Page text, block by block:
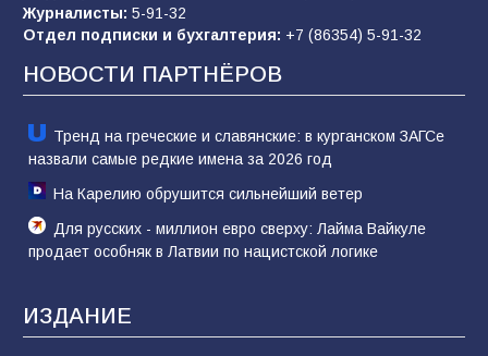
заявления Киева о мобилизации — это
отчаяние, а не разведка
80 02.08.2026
Журналисты: 5-91-32
Отдел подписки и бухгалтерия: +7 (86354) 5-91-32
НОВОСТИ ПАРТНЁРОВ
Тренд на греческие и славянские: в курганском ЗАГСе
назвали самые редкие имена за 2026 год
На Карелию обрушится сильнейший ветер
Для русских - миллион евро сверху: Лайма Вайкуле
продает особняк в Латвии по нацистской логике
ИЗДАНИЕ